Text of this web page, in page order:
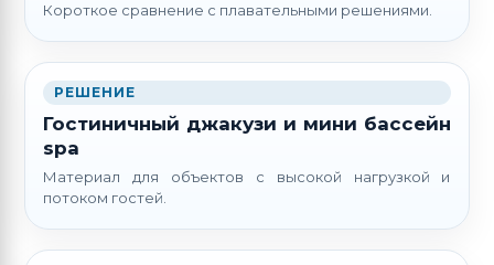
Короткое сравнение с плавательными решениями.
РЕШЕНИЕ
Гостиничный джакузи и мини бассейн
spa
Материал для объектов с высокой нагрузкой и
потоком гостей.